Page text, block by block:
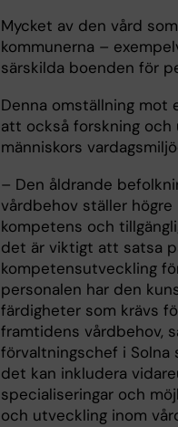
Mycket av den vård
kommunerna –
särskilda boenden för
Denna omställning mot
att också forskning
människors
– Den åldrande
vårdbehov ställer
kompetens och
det är viktigt att satsa
kompetensutveckling
personalen har den
färdigheter som krävs
framtidens vårdbehov,
förvaltningschef i
det kan inkludera
specialiseringar och
och utveckling inom